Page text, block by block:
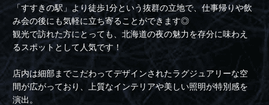
「すすきの駅」より徒歩1分という抜群の立地で、仕事帰りや飲
み会の後にも気軽に立ち寄ることができます◎
観光で訪れた方にとっても、北海道の夜の魅力を存分に味わえ
るスポットとして人気です！
店内は細部までこだわってデザインされたラグジュアリーな空
間が広がっており、上質なインテリアや美しい照明が特別感を
演出。